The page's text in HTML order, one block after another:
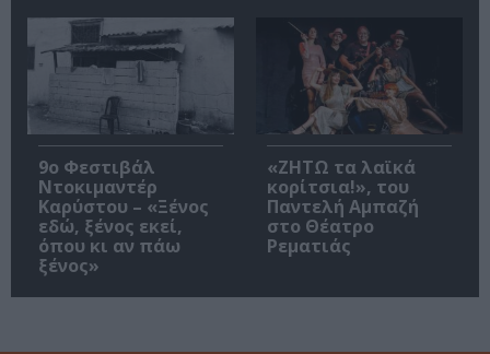
9ο Φεστιβάλ
Ντοκιμαντέρ
Καρύστου – «Ξένος
εδώ, ξένος εκεί,
όπου κι αν πάω
ξένος»
«ΖΗΤΩ τα λαϊκά
κορίτσια!», του
Παντελή Αμπαζή
στο Θέατρο
Ρεματιάς